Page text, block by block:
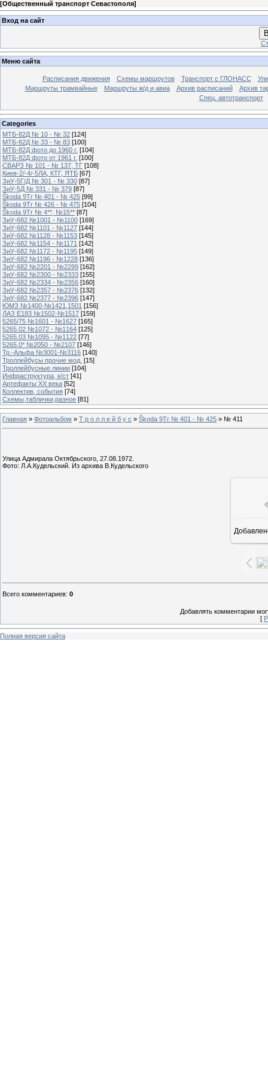
[Общественный транспорт Севастополя]
Вход на сайт
Меню сайта
Расписания движения Схемы маршрутов Транспорт с ГЛОНАСС
Маршруты трамвайные
Маршруты ж/д и авиа Архив расписаний
Архив
Спец. автотранспорт
Categories
МТБ-82Д № 10 - № 32 [124]
МТБ-82Д № 33 - № 83 [100]
МТБ-82Д фото до 1960 г. [104]
МТБ-82Д фото от 1961 г. [100]
СВАРЗ № 101 - № 137, ТГ [108]
Киев-2/-4/-5ЛА, КТГ, ЯТБ [67]
ЗиУ-5Г/Д № 301 - № 330 [87]
ЗиУ-5Д № 331 - № 379 [87]
Škoda 9Tr № 401 - № 425 [99]
Škoda 9Tr № 426 - № 475 [104]
Škoda 9Tr № 4**, №15** [87]
ЗиУ-682 №1001 - №1100 [169]
ЗиУ-682 №1101 - №1127 [144]
ЗиУ-682 №1128 - №1153 [145]
ЗиУ-682 №1154 - №1171 [142]
ЗиУ-682 №1172 - №1195 [149]
ЗиУ-682 №1196 - №1228 [136]
ЗиУ-682 №2201 - №2299 [162]
ЗиУ-682 №2300 - №2333 [155]
ЗиУ-682 №2334 - №2356 [160]
ЗиУ-682 №2357 - №2376 [132]
ЗиУ-682 №2377 - №2396 [147]
ЮМЗ №1400-№1421,1501 [156]
ЛАЗ Е183 №1502-№1517 [159]
5265/75 №1601 - №1627 [165]
5265.02 №1072 - №1164 [125]
5265.03 №1095 - №1122 [77]
5265.0* №2050 - №2107 [146]
Тр.-Альфа №3001-№3116 [140]
Троллейбусы прочие мод. [15]
Троллейбусные линии [104]
Инфраструктура, к/ст [41]
Артефакты ХХ века [52]
Коллектив, события [74]
Схемы,таблички,разное [81]
Главная » Фотоальбом » Т р о л л е й б у с » Škoda 9Tr № 401 - № 425 » № 411
Улица Адмирала Октябрьского, 27.08.1972.
Фото: Л.А.Кудельский. Из архива В.Кудельского
Всего комментариев: 0
Добавлять комментарии
[
Полная версия сайта